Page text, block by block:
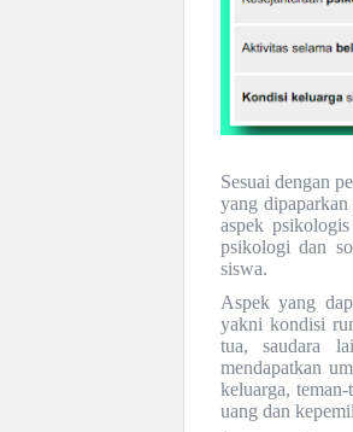
Sesuai dengan
yang
aspek
psikologi dan
siswa.
Aspek yang
yakni kondisi
tua, saudara
mendapatkan
keluarga,
uang dan